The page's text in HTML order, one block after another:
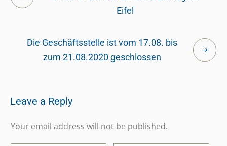
Eifel
Die Geschäftsstelle ist vom 17.08. bis
zum 21.08.2020 geschlossen
Leave a Reply
Your email address will not be published.